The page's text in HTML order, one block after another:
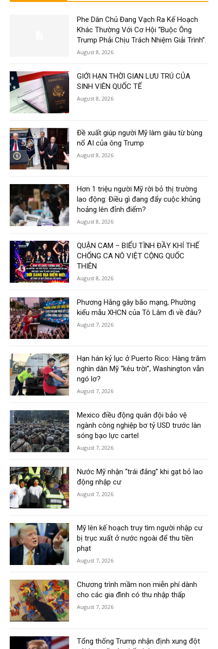
Phe Dân Chủ Đang Vạch Ra Kế Hoạch
Khác Thường Với Cơ Hội “Buộc Ông
Trump Phải Chịu Trách Nhiệm Giải Trình”.
August 8, 2026
GIỚI HẠN THỜI GIAN LƯU TRÚ CỦA
SINH VIÊN QUỐC TẾ
August 8, 2026
Đề xuất giúp người Mỹ làm giàu từ bùng
nổ AI của ông Trump
August 8, 2026
Hơn 1 triệu người Mỹ rời bỏ thị trường
lao động: Điều gì đang đẩy cuộc khủng
hoảng lên đỉnh điểm?
August 8, 2026
QUẬN CAM – BIỂU TÌNH ĐẦY KHÍ THẾ
CHỐNG CA NÔ VIỆT CỘNG QUỐC
THIÊN
August 8, 2026
Phương Hằng gây bão mạng, Phường
kiểu mẫu XHCN của Tô Lâm đi về đâu?
August 7, 2026
Hạn hán kỷ lục ở Puerto Rico: Hàng trăm
nghìn dân Mỹ “kêu trời”, Washington vẫn
ngó lơ?
August 7, 2026
Mexico điều động quân đội bảo vệ
ngành công nghiệp bơ tỷ USD trước làn
sóng bạo lực cartel
August 7, 2026
Nước Mỹ nhận “trái đắng” khi gạt bỏ lao
động nhập cư
August 7, 2026
Mỹ lên kế hoạch truy tìm người nhập cư
bị trục xuất ở nước ngoài để thu tiền
phạt
August 7, 2026
Chương trình mầm non miễn phí dành
cho các gia đình có thu nhập thấp
August 7, 2026
Tổng thống Trump nhận định xung đột